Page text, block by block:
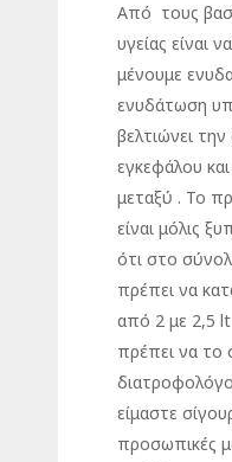
Από τους
υγείας είναι
μένουμε
ενυδάτωση
βελτιώνει
εγκεφάλου
μεταξύ . Το
είναι μόλις
ότι στο
πρέπει να
από 2 με 2,5
πρέπει να το
είμαστε
προσωπικές